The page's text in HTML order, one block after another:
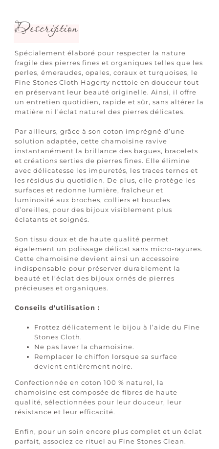
Description
Spécialement élaboré pour respecter la nature
fragile des pierres fines et organiques telles que les
perles, émeraudes, opales, coraux et turquoises, le
Fine Stones Cloth Hagerty nettoie en douceur tout
en préservant leur beauté originelle. Ainsi, il offre
un entretien quotidien, rapide et sûr, sans altérer la
matière ni l’éclat naturel des pierres délicates.
Par ailleurs, grâce à son coton imprégné d’une
solution adaptée, cette chamoisine ravive
instantanément la brillance des bagues, bracelets
et créations serties de pierres fines. Elle élimine
avec délicatesse les impuretés, les traces ternes et
les résidus du quotidien. De plus, elle protège les
surfaces et redonne lumière, fraîcheur et
luminosité aux broches, colliers et boucles
d’oreilles, pour des bijoux visiblement plus
éclatants et soignés.
Son tissu doux et de haute qualité permet
également un polissage délicat sans micro-rayures.
Cette chamoisine devient ainsi un accessoire
indispensable pour préserver durablement la
beauté et l’éclat des bijoux ornés de pierres
précieuses et organiques.
Conseils d’utilisation :
Frottez délicatement le bijou à l’aide du Fine
Stones Cloth.
Ne pas laver la chamoisine.
Remplacer le chiffon lorsque sa surface
devient entièrement noire.
Confectionnée en coton 100 % naturel, la
chamoisine est composée de fibres de haute
qualité, sélectionnées pour leur douceur, leur
résistance et leur efficacité.
Enfin, pour un soin encore plus complet et un éclat
parfait, associez ce rituel au Fine Stones Clean.